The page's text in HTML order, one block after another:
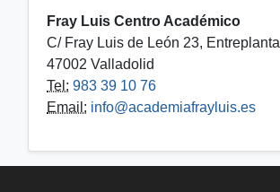
Fray Luis Centro Académico
C/ Fray Luis de León 23, Entreplanta
47002 Valladolid
Tel: 983 39 10 76
Email: info@academiafrayluis.es